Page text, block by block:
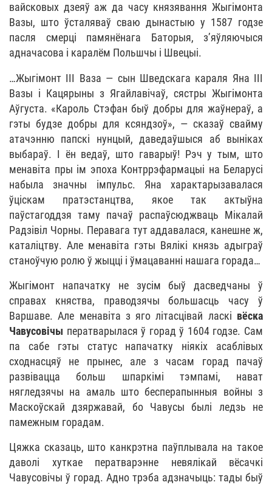
вайсковых дзеяў аж да часу князявання Жыгімонта
Вазы, што ўсталяваў сваю дынастыю у 1587 годзе
пасля смерці памянёнага Баторыя, з’яўляючыся
адначасова і каралём Польшчы і Швецыі.
…Жыгімонт ІІІ Ваза — сын Шведскага караля Яна ІІІ
Вазы і Кацярыны з Ягайлавічаў, сястры Жыгімонта
Аўгуста. «Кароль Стэфан быў добры для жаўнераў, а
гэты будзе добры для ксяндзоў», — сказаў свайму
атачэнню папскі нунцый, даведаўшыся аб выніках
выбараў. І ён ведаў, што гаварыў! Рэч у тым, што
менавіта пры ім эпоха Контррэфармацыі на Беларусі
набыла значны імпульс. Яна характарызавалася
ўціскам пратэстанцтва, якое так актыўна
паўстагоддзя таму пачаў распаўсюджваць Мікалай
Радзівіл Чорны. Перавага тут аддавалася, канешне ж,
каталіцтву. Але менавіта гэты Вялікі князь адыграў
станоўчую ролю ў жыцці і ўмацаванні нашага горада…
Жыгімонт напачатку не зусім быў дасведчаны ў
справах княства, праводзячы большасць часу ў
Варшаве. Але менавіта з яго літасцівай ласкі вёска
Чавусовічы ператварылася ў горад ў 1604 годзе. Сам
па сабе гэты статус напачатку ніякіх асаблівых
сходнасцяў не прынес, але з часам горад пачаў
развівацца больш шпаркімі тэмпамі, нават
нягледзячы на амаль што бесперапынныя войны з
Маскоўскай дзяржавай, бо Чавусы былі ледзь не
памежным горадам.
Цяжка сказаць, што канкрэтна паўплывала на такое
даволі хуткае ператварэнне невялікай вёсачкі
Чавусовічы ў горад. Адно трэба адзначыць: тады быў